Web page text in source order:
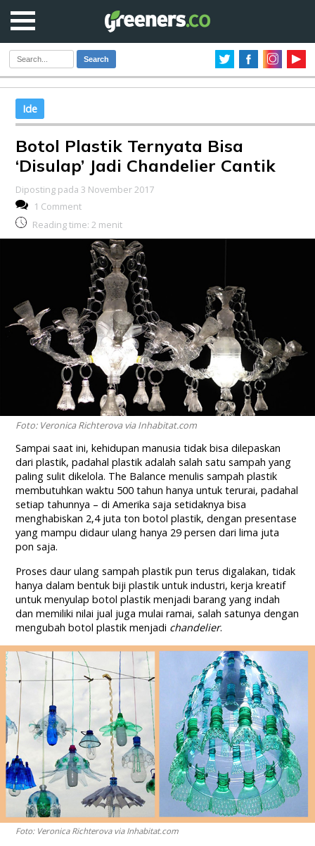
Search
Ide
Botol Plastik Ternyata Bisa
‘Disulap’ Jadi Chandelier Cantik
Diposting pada 3 November 2017
1 Comment
Reading time: 2 menit
Foto: Veronica Richterova via Inhabitat.com
Sampai saat ini, kehidupan manusia tidak bisa dilepaskan
dari plastik, padahal plastik adalah salah satu sampah yang
paling sulit dikelola. The Balance menulis sampah plastik
membutuhkan waktu 500 tahun hanya untuk terurai, padahal
setiap tahunnya – di Amerika saja setidaknya bisa
menghabiskan 2,4 juta ton botol plastik, dengan presentase
yang mampu didaur ulang hanya 29 persen dari lima juta
pon saja.
Proses daur ulang sampah plastik pun terus digalakan, tidak
hanya dalam bentuk biji plastik untuk industri, kerja kreatif
untuk menyulap botol plastik menjadi barang yang indah
dan memiliki nilai jual juga mulai ramai, salah satunya dengan
mengubah botol plastik menjadi chandelier.
Foto: Veronica Richterova via Inhabitat.com